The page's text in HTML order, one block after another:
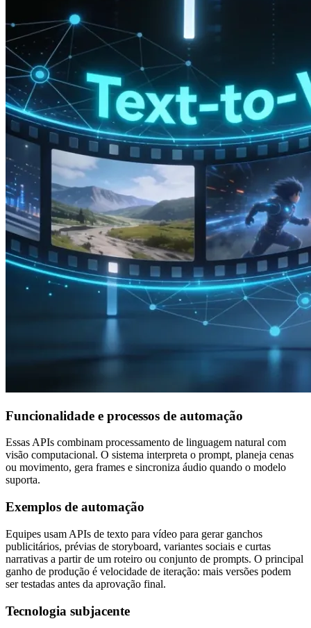
Funcionalidade e processos de automação
Essas APIs combinam processamento de linguagem natural com
visão computacional. O sistema interpreta o prompt, planeja cenas
ou movimento, gera frames e sincroniza áudio quando o modelo
suporta.
Exemplos de automação
Equipes usam APIs de texto para vídeo para gerar ganchos
publicitários, prévias de storyboard, variantes sociais e curtas
narrativas a partir de um roteiro ou conjunto de prompts. O principal
ganho de produção é velocidade de iteração: mais versões podem
ser testadas antes da aprovação final.
Tecnologia subjacente